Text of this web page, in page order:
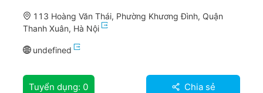
113 Hoàng Văn Thái, Phường Khương Đình, Quận
Thanh Xuân, Hà Nội
undefined
Tuyển dụng: 0 Chia sẻ